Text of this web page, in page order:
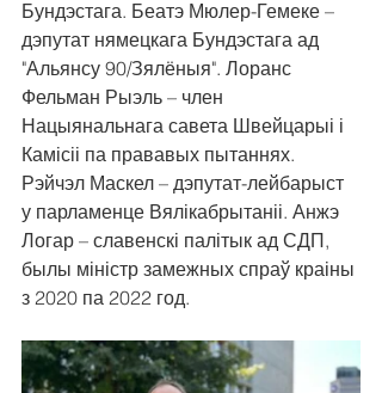
Бундэстага. Беатэ Мюлер-Гемеке –
дэпутат нямецкага Бундэстага ад
"Альянсу 90/Зялёныя". Лоранс
Фельман Рыэль – член
Нацыянальнага савета Швейцарыі і
Камісіі па прававых пытаннях.
Рэйчэл Маскел – дэпутат-лейбарыст
у парламенце Вялікабрытаніі. Анжэ
Логар – славенскі палітык ад СДП,
былы міністр замежных спраў краіны
з 2020 па 2022 год.